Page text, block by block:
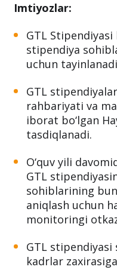
Imtiyozlar:
GTL
stipendiya
uchun
GTL
rahbariyati va
iborat bo‘lgan
tasdiqlanadi.
O‘quv yili
GTL
sohiblarining
aniqlash uchun
monitoringi
GTL
kadrlar